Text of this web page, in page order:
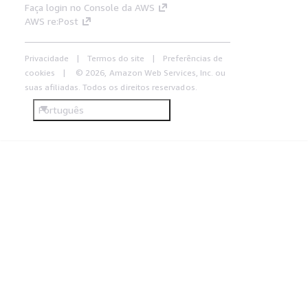
Faça login no Console da AWS
AWS re:Post
Privacidade Termos do site
Preferências de
cookies
© 2026, Amazon Web Services, Inc. ou
suas afiliadas. Todos os direitos reservados.
Português